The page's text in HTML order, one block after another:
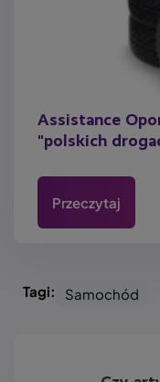
Assistance
"polskich
Przeczytaj
Tagi: Samochód